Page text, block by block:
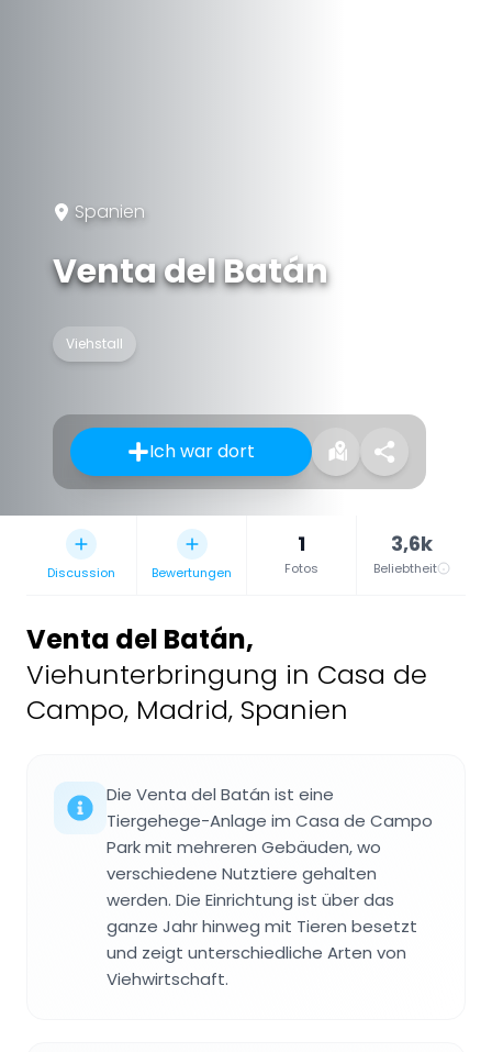
Spanien
Venta del Batán
Viehstall
Ich war dort
Discussion Bewertungen
1
Fotos
3,6k
Beliebtheit
Venta del Batán,
Viehunterbringung in Casa de
Campo, Madrid, Spanien
Die Venta del Batán ist eine
Tiergehege-Anlage im Casa de Campo
Park mit mehreren Gebäuden, wo
verschiedene Nutztiere gehalten
werden. Die Einrichtung ist über das
ganze Jahr hinweg mit Tieren besetzt
und zeigt unterschiedliche Arten von
Viehwirtschaft.